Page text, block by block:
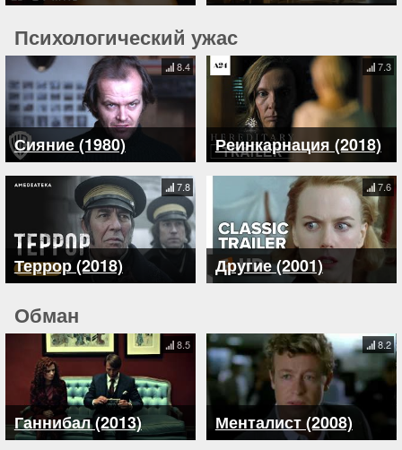
Психологический ужас
Сияние (1980)
8.4
Реинкарнация (2018)
7.3
Террор (2018)
7.8
Другие (2001)
7.6
Обман
Ганнибал (2013)
8.5
Менталист (2008)
8.2